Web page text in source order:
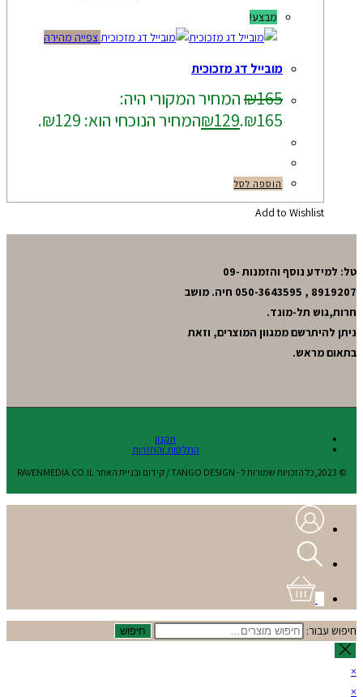
מבצע!
צפייה מהירה
מובייל דג מזכוכית
₪165
המחיר המקורי היה:
₪165.
₪129 המחיר הנוכחי הוא: ₪129.
הוספה לסל
Add to Wishlist
טל: למידע נוסף והזמנות 09-
8919207 , 050-3643595 חיה. מושב
חרות,גוש תל-מונד.
ניתן להיתרשם ממגוון המוצרים, וזאת
בתאום מראש.
תקנון
החלפות והחזרות
© 2023,כל הזכויות שמורות ל - TANGO DESIGN / קידום ובניית האתר RAVENMEDIA.CO.IL
חיפוש עבור: חיפוש
×
×